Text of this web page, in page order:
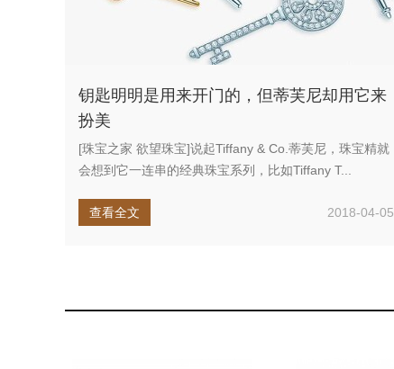
钥匙明明是用来开门的，但蒂芙尼却用它来
扮美
[珠宝之家 欲望珠宝]说起Tiffany & Co.蒂芙尼，珠宝精就
会想到它一连串的经典珠宝系列，比如Tiffany T...
查看全文 2018-04-05